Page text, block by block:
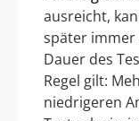
ausreicht,
später immer
Dauer des
Regel gilt:
niedrigeren